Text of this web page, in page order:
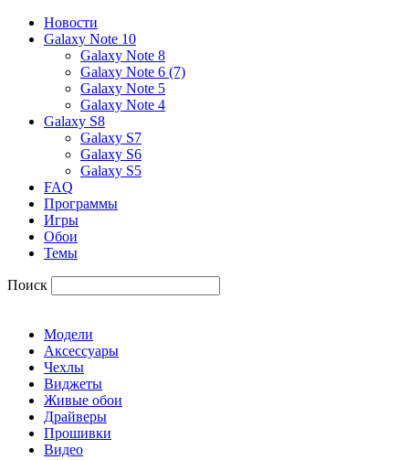
Новости
Galaxy Note 10
Galaxy Note 8
Galaxy Note 6 (7)
Galaxy Note 5
Galaxy Note 4
Galaxy S8
Galaxy S7
Galaxy S6
Galaxy S5
FAQ
Программы
Игры
Обои
Темы
Поиск
Модели
Аксессуары
Чехлы
Виджеты
Живые обои
Драйверы
Прошивки
Видео